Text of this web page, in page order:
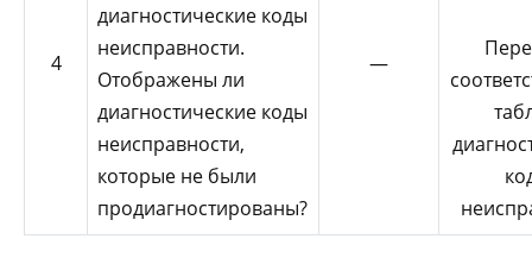
4
диагностические коды
неисправности.
Отображены ли
диагностические коды
неисправности,
которые не были
продиагностированы?
—